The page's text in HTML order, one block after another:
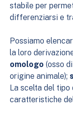
stabile per
differenziarsi e
Possiamo
la loro
omologo (osso
origine animale);
La scelta del tipo
caratteristiche